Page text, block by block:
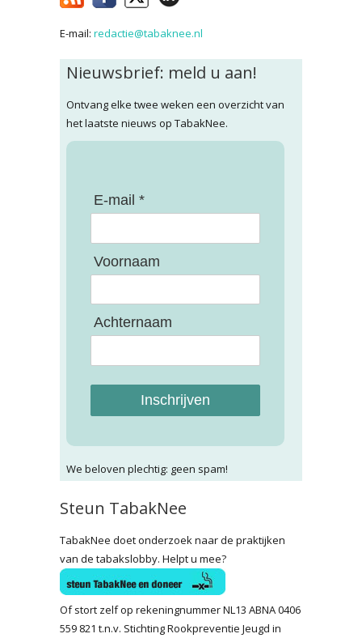
E-mail: redactie@tabaknee.nl
Nieuwsbrief: meld u aan!
Ontvang elke twee weken een overzicht van
het laatste nieuws op TabakNee.
E-mail *
Voornaam
Achternaam
Inschrijven
We beloven plechtig: geen spam!
Steun TabakNee
TabakNee doet onderzoek naar de praktijken
van de tabakslobby. Helpt u mee?
Of stort zelf op rekeningnummer NL13 ABNA 0406
559 821 t.n.v. Stichting Rookpreventie Jeugd in